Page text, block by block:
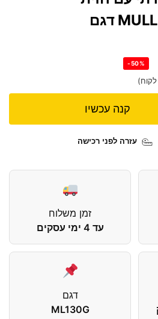
שקופה מבית MULLER דגם
-50%
קנה עכשיו
עזרה לפני רכישה
זמן משלוח
עד 4 ימי עסקים
דגם
ML130G